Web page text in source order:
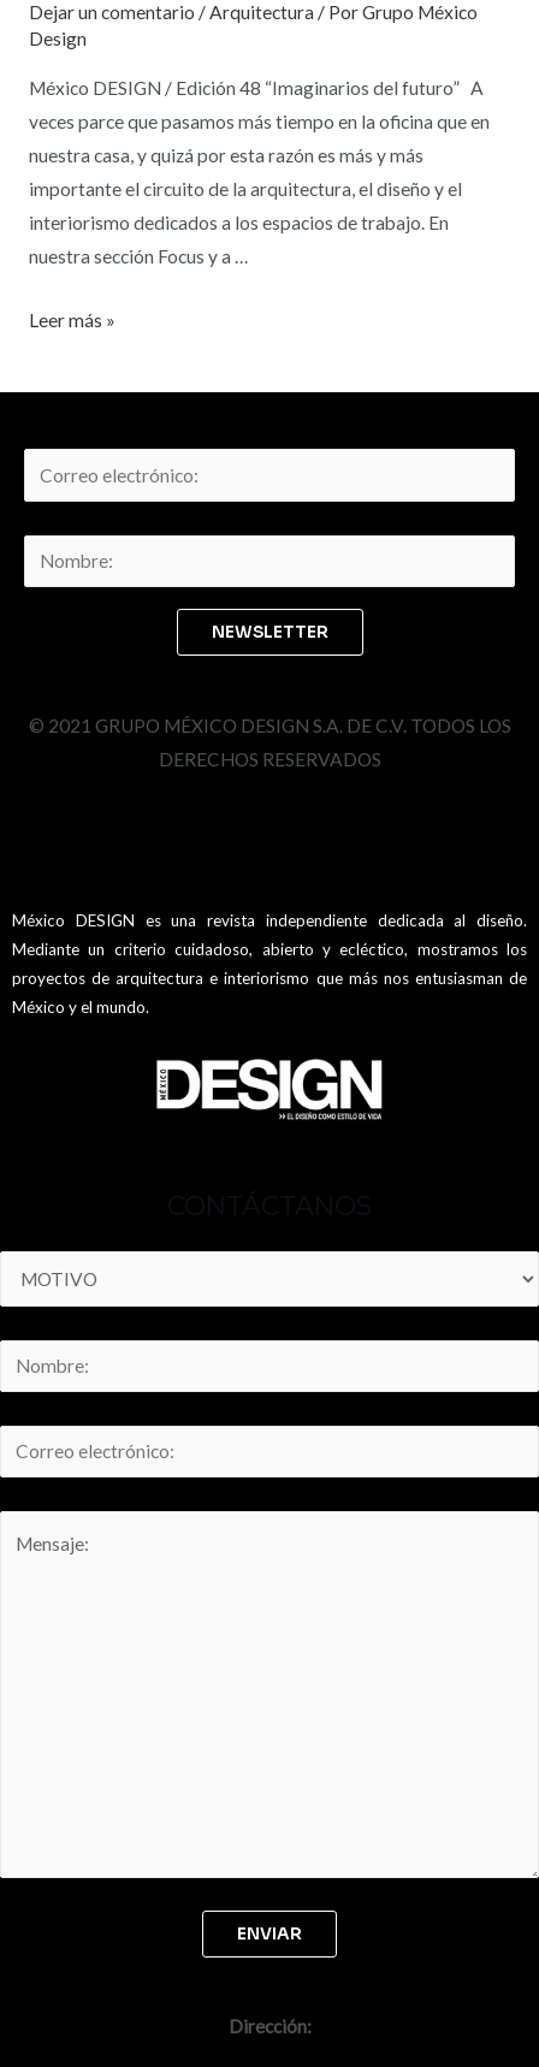
Dejar un comentario /Arquitectura / PorGrupo México
Design
México DESIGN / Edición 48 “Imaginarios del futuro” A
veces parce que pasamos más tiempo en la oficina que en
nuestra casa, y quizá por esta razón es más y más
importante el circuito de la arquitectura, el diseño y el
interiorismo dedicados a los espacios de trabajo. En
nuestra sección Focus y a …
Leer más »
© 2021 GRUPO MÉXICO DESIGN S.A. DE C.V. TODOS LOS
DERECHOS RESERVADOS
México DESIGN es una revista independiente dedicada al diseño.
Mediante un criterio cuidadoso, abierto y ecléctico, mostramos los
proyectos de arquitectura e interiorismo que más nos entusiasman de
México y el mundo.
CONTÁCTANOS
Dirección: